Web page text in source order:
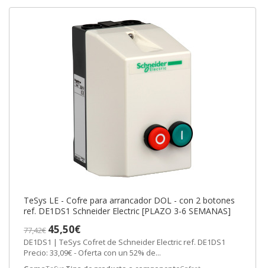
TeSys LE - Cofre para arrancador DOL - con 2 botones
ref. DE1DS1 Schneider Electric [PLAZO 3-6 SEMANAS]
77,42€ 45,50€
DE1DS1 | TeSys Cofret de Schneider Electric ref. DE1DS1
Precio: 33,09€ - Oferta con un 52% de...